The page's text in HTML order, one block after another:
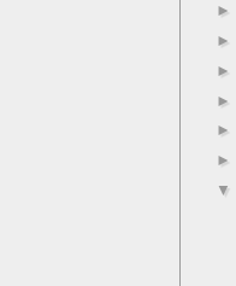
►
►
►
►
►
►
▼